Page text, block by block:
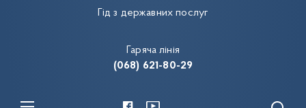
Гід з державних послуг
Гаряча лінія
(068) 621-80-29